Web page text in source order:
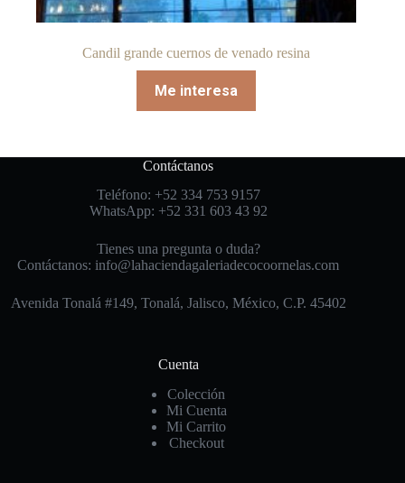
Candil grande cuernos de venado resina
Me interesa
Contáctanos
Teléfono: +52 334 753 9157
WhatsApp: +52 331 603 43 92
Tienes una pregunta o duda?
Contáctanos: info@lahaciendagaleriadecocoornelas.com
Avenida Tonalá #149, Tonalá, Jalisco, México, C.P. 45402
Cuenta
Colección
Mi Cuenta
Mi Carrito
Checkout